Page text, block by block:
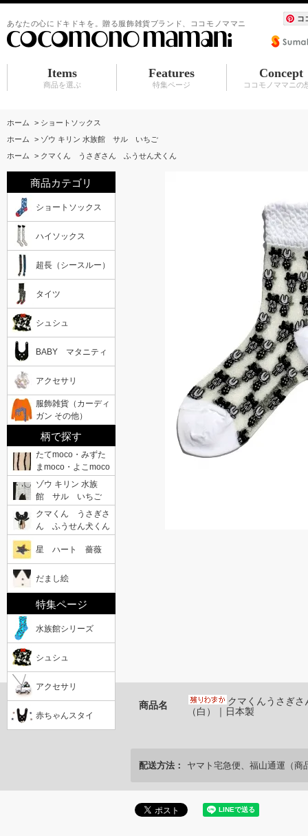
あなたの心にドキドキを。贈る服飾雑貨ブランド、ココモノママニ コ
Items
商品を選ぶ
Features
特集ページ
Concept
ココモノママニの
ホーム > ショートソックス
ホーム
> ゾウ キリン 水族館 サル いちご
ホーム
> クマくん うさぎさん ふうせん犬くん
商品カテゴリ
ショートソックス
ハイソックス
超長（シースルー）
タイツ
シュシュ
BABY マタニティ
アクセサリ
服飾雑貨（カーディ
ガン その他）
柄で探す
たてmoco・みずた
まmoco・よこmoco
ゾウ キリン 水族
館 サル いちご
クマくん うさぎさ
ん ふうせん犬くん
星 ハート 薔薇
だまし絵
特集ページ
水族館シリーズ
シュシュ
アクセサリ
赤ちゃんスタイ
商品名
クマくんうさぎさ
（白）｜日本製
配送方法： ヤマト宅急便、福山通運（商